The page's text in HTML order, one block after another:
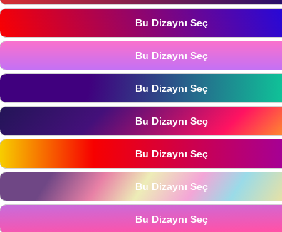
Bu Dizaynı Seç
Bu Dizaynı Seç
Bu Dizaynı Seç
Bu Dizaynı Seç
Bu Dizaynı Seç
Bu Dizaynı Seç
Bu Dizaynı Seç